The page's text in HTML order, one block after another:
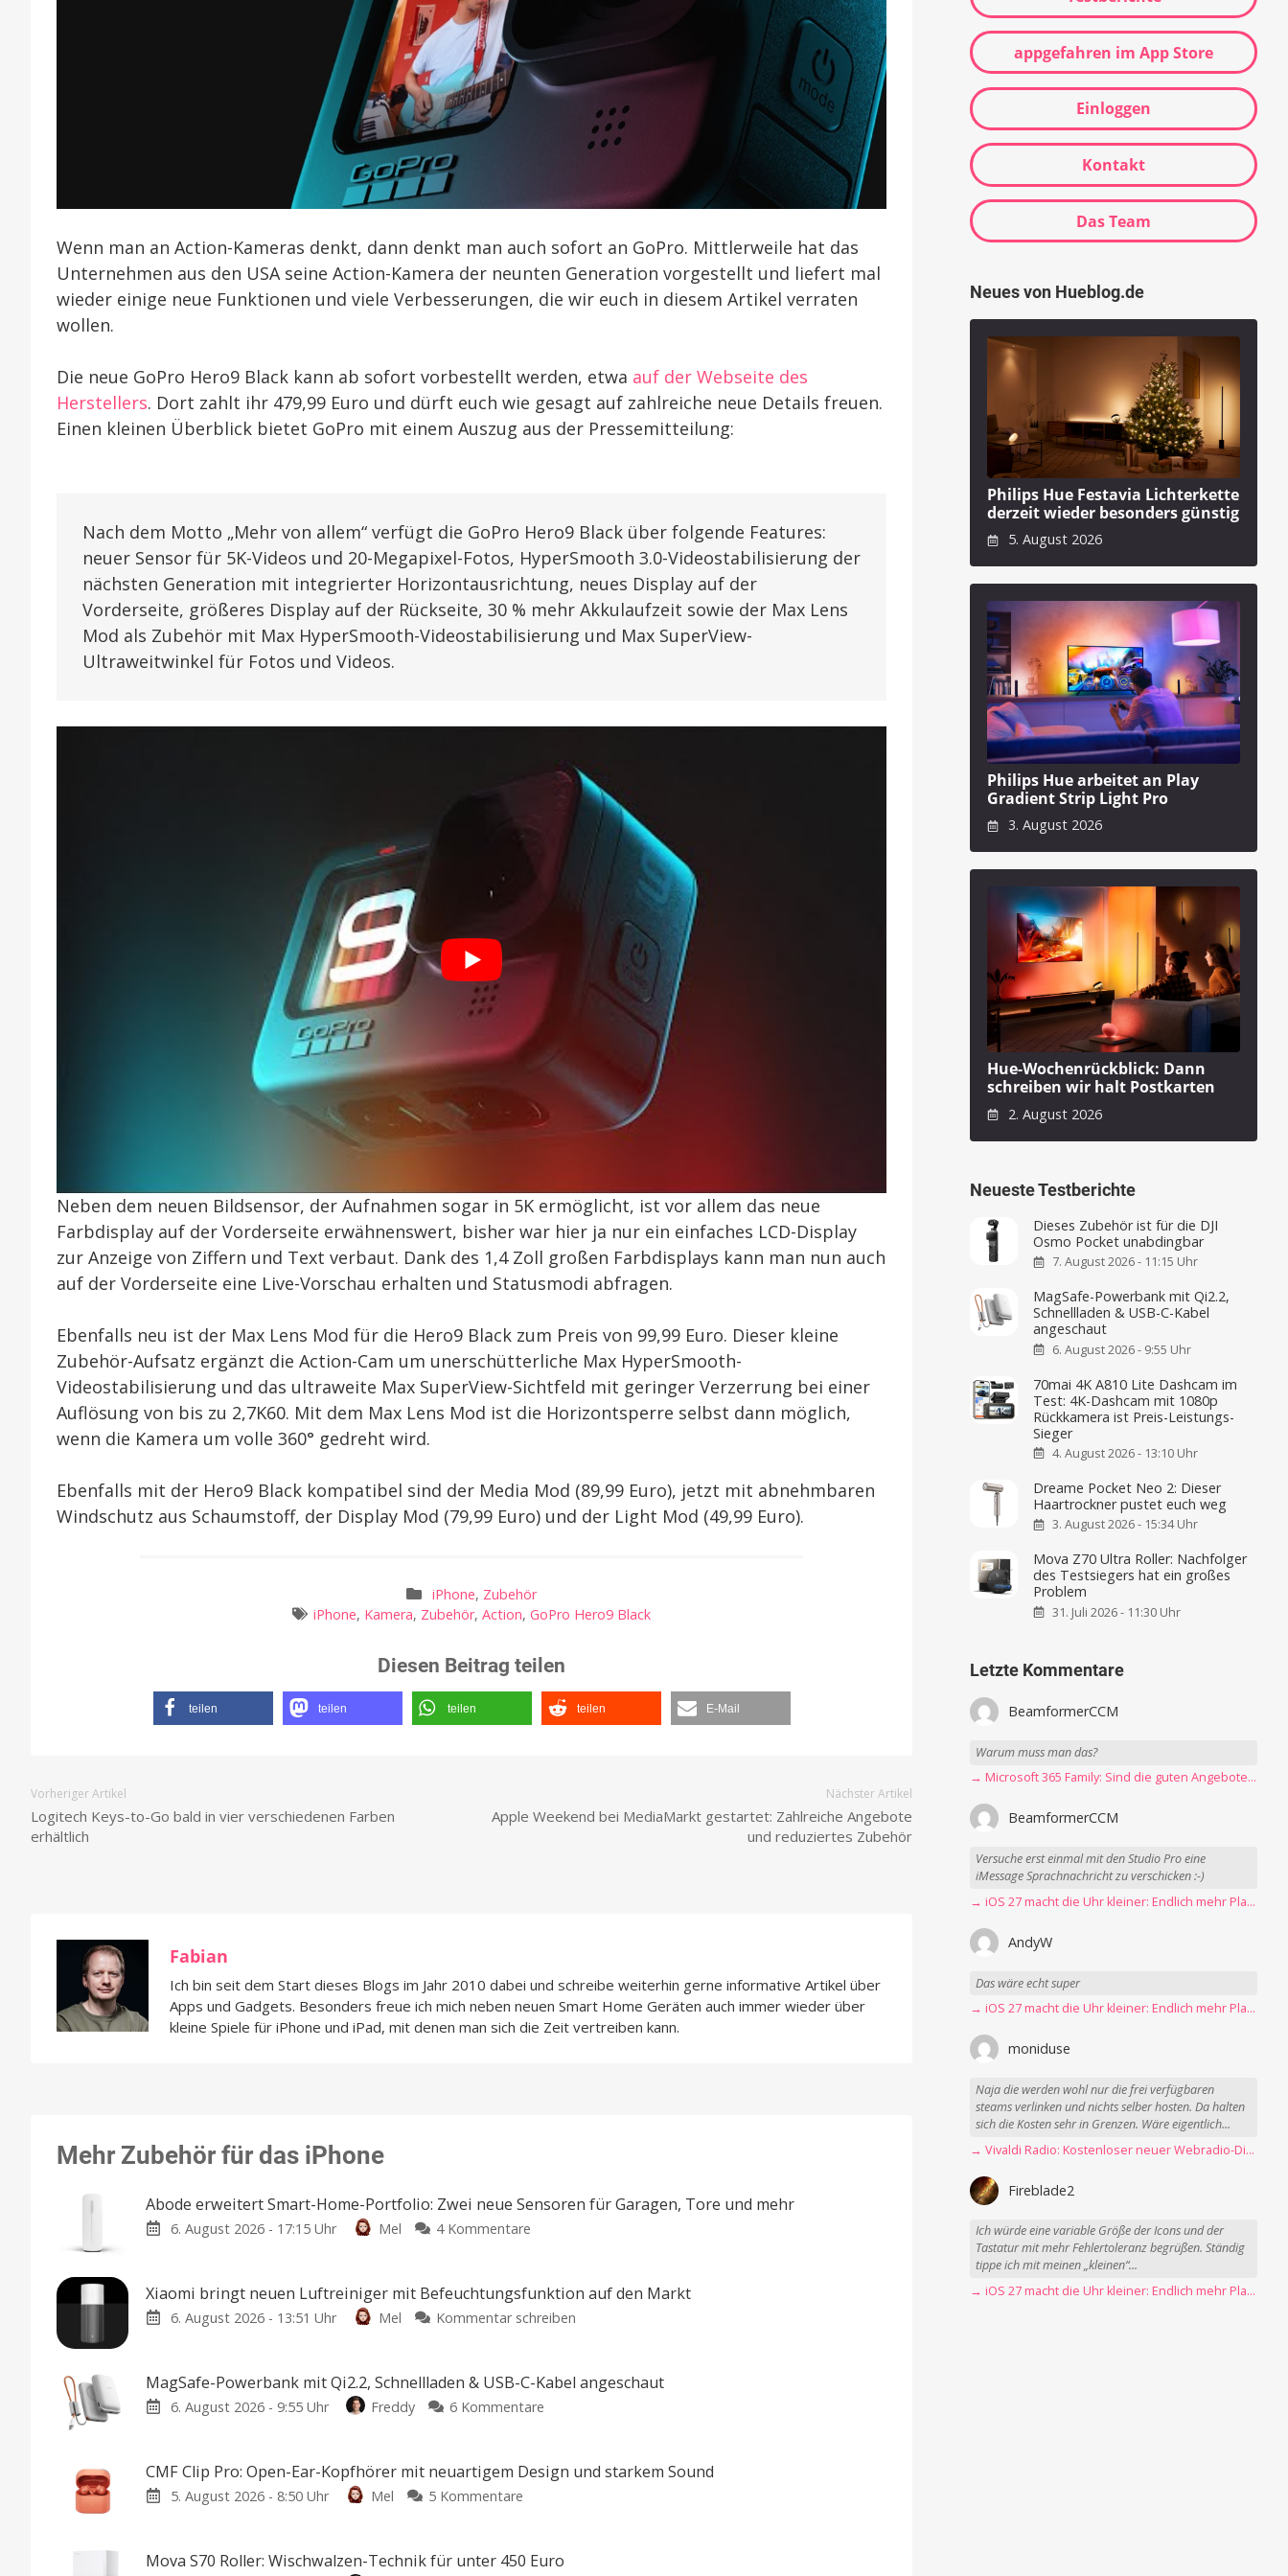
Wenn man an Action-Kameras denkt, dann denkt man auch sofort an GoPro. Mittlerweile hat das
Unternehmen aus den USA seine Action-Kamera der neunten Generation vorgestellt und liefert mal
wieder einige neue Funktionen und viele Verbesserungen, die wir euch in diesem Artikel verraten
wollen.
Die neue GoPro Hero9 Black kann ab sofort vorbestellt werden, etwa auf der Webseite des
Herstellers. Dort zahlt ihr 479,99 Euro und dürft euch wie gesagt auf zahlreiche neue Details freuen.
Einen kleinen Überblick bietet GoPro mit einem Auszug aus der Pressemitteilung:
Nach dem Motto „Mehr von allem“ verfügt die GoPro Hero9 Black über folgende Features:
neuer Sensor für 5K-Videos und 20-Megapixel-Fotos, HyperSmooth 3.0-Videostabilisierung der
nächsten Generation mit integrierter Horizontausrichtung, neues Display auf der
Vorderseite, größeres Display auf der Rückseite, 30 % mehr Akkulaufzeit sowie der Max Lens
Mod als Zubehör mit Max HyperSmooth-Videostabilisierung und Max SuperView-
Ultraweitwinkel für Fotos und Videos.
Neben dem neuen Bildsensor, der Aufnahmen sogar in 5K ermöglicht, ist vor allem das neue
Farbdisplay auf der Vorderseite erwähnenswert, bisher war hier ja nur ein einfaches LCD-Display
zur Anzeige von Ziffern und Text verbaut. Dank des 1,4 Zoll großen Farbdisplays kann man nun auch
auf der Vorderseite eine Live-Vorschau erhalten und Statusmodi abfragen.
Ebenfalls neu ist der Max Lens Mod für die Hero9 Black zum Preis von 99,99 Euro. Dieser kleine
Zubehör-Aufsatz ergänzt die Action-Cam um unerschütterliche Max HyperSmooth-
Videostabilisierung und das ultraweite Max SuperView-Sichtfeld mit geringer Verzerrung bei einer
Auflösung von bis zu 2,7K60. Mit dem Max Lens Mod ist die Horizontsperre selbst dann möglich,
wenn die Kamera um volle 360° gedreht wird.
Ebenfalls mit der Hero9 Black kompatibel sind der Media Mod (89,99 Euro), jetzt mit abnehmbaren
Windschutz aus Schaumstoff, der Display Mod (79,99 Euro) und der Light Mod (49,99 Euro).
iPhone, Zubehör
iPhone, Kamera, Zubehör, Action, GoPro Hero9 Black
Diesen Beitrag teilen
teilen teilen teilen teilen E-Mail
Vorheriger Artikel
Logitech Keys-to-Go bald in vier verschiedenen Farben
erhältlich
Nächster Artikel
Apple Weekend bei MediaMarkt gestartet: Zahlreiche Angebote
und reduziertes Zubehör
Fabian
Ich bin seit dem Start dieses Blogs im Jahr 2010 dabei und schreibe weiterhin gerne informative Artikel über
Apps und Gadgets. Besonders freue ich mich neben neuen Smart Home Geräten auch immer wieder über
kleine Spiele für iPhone und iPad, mit denen man sich die Zeit vertreiben kann.
Mehr Zubehör für das iPhone
Abode erweitert Smart-Home-Portfolio: Zwei neue Sensoren für Garagen, Tore und mehr
6. August 2026 - 17:15 Uhr Mel 4 Kommentare
Smart-
Home-
Portfolio:
Sensoren
für
und
Xiaomi bringt neuen Luftreiniger mit Befeuchtungsfunktion auf den Markt
6. August 2026 - 13:51 Uhr Mel Kommentar schreiben
neuen
Luftreiniger
den
MagSafe-Powerbank mit Qi2.2, Schnellladen & USB-C-Kabel angeschaut
6. August 2026 - 9:55 Uhr Freddy 6 Kommentare
mit
Qi2.2,
C-
CMF Clip Pro: Open-Ear-Kopfhörer mit neuartigem Design und starkem Sound
5. August 2026 - 8:50 Uhr Mel 5 Kommentare
Pro:
Mova S70 Roller: Wischwalzen-Technik für unter 450 Euro
appgefahren im App Store
Einloggen
Kontakt
Das Team
Neues von Hueblog.de
Philips Hue Festavia Lichterkette
derzeit wieder besonders günstig
5. August 2026
Philips Hue arbeitet an Play
Gradient Strip Light Pro
3. August 2026
Hue-Wochenrückblick: Dann
schreiben wir halt Postkarten
2. August 2026
Neueste Testberichte
Dieses Zubehör ist für die DJI
Osmo Pocket unabdingbar
7. August 2026 - 11:15 Uhr
MagSafe-Powerbank mit Qi2.2,
Schnellladen & USB-C-Kabel
angeschaut
6. August 2026 - 9:55 Uhr
70mai 4K A810 Lite Dashcam im
Test: 4K-Dashcam mit 1080p
Rückkamera ist Preis-Leistungs-
Sieger
4. August 2026 - 13:10 Uhr
Dreame Pocket Neo 2: Dieser
Haartrockner pustet euch weg
3. August 2026 - 15:34 Uhr
Mova Z70 Ultra Roller: Nachfolger
des Testsiegers hat ein großes
Problem
31. Juli 2026 - 11:30 Uhr
Letzte Kommentare
BeamformerCCM
Warum muss man das?
→ Microsoft 365 Family: Sind die guten Angebote vorbei?
BeamformerCCM
Versuche erst einmal mit den Studio Pro eine
iMessage Sprachnachricht zu verschicken :-)
→ iOS 27 macht die Uhr kleiner: Endlich mehr Platz fürs Hintergrundbild
AndyW
Das wäre echt super
→ iOS 27 macht die Uhr kleiner: Endlich mehr Platz fürs Hintergrundbild
moniduse
Naja die werden wohl nur die frei verfügbaren
steams verlinken und nichts selber hosten. Da halten
sich die Kosten sehr in Grenzen. Wäre eigentlich...
→ Vivaldi Radio: Kostenloser neuer Webradio-Dienst mit Fokus auf Datenschutz
Fireblade2
Ich würde eine variable Größe der Icons und der
Tastatur mit mehr Fehlertoleranz begrüßen. Ständig
tippe ich mit meinen „kleinen“...
→ iOS 27 macht die Uhr kleiner: Endlich mehr Platz fürs Hintergrundbild